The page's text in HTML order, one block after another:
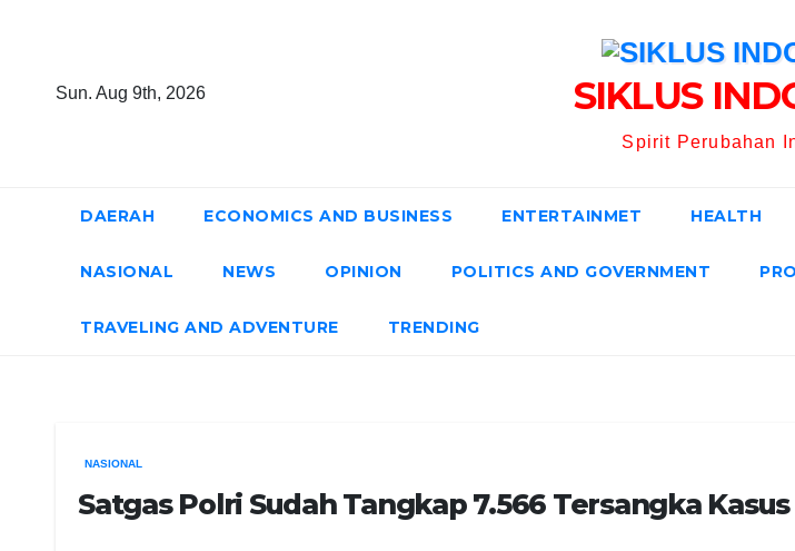
Sun. Aug 9th, 2026 SIKLUS
Spirit Perubahan
DAERAH ECONOMICS AND BUSINESS ENTERTAINMET HEALTH
NASIONAL NEWS OPINION POLITICS AND GOVERNMENT
TRAVELING AND ADVENTURE TRENDING
NASIONAL
Satgas Polri Sudah Tangkap 7.566 Tersangka